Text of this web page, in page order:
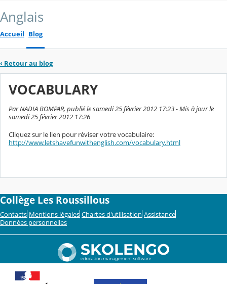
Anglais
Accueil Blog
‹ Retour au blog
VOCABULARY
Par NADIA BOMPAR, publié le samedi 25 février 2012 17:23 - Mis à jour le
samedi 25 février 2012 17:26
Cliquez sur le lien pour réviser votre vocabulaire:
http://www.letshavefunwithenglish.com/vocabulary.html
Collège Les Roussillous
Contacts Mentions légales Chartes d'utilisation Assistance
Données personnelles